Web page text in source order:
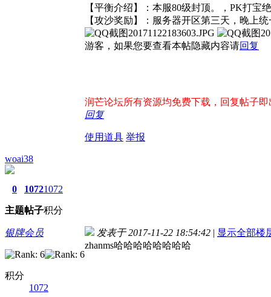
【平衡介绍】：本服80级封顶。，PK打宝
【攻沙奖励】：服务器开区第三天，晚上
游客，如果您要查看本帖隐藏内容请回复
润芒论坛所有资源均免费下载，回复帖子即
回复
使用道具 举报
woai38
0
主题
1072
帖子
1072
积分
银牌会员
积分
1072
发表于 2017-11-22 18:54:42 | 显示全部楼
zhanms哈哈哈哈哈哈哈哈